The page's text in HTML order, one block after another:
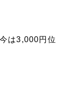
は3,000円位